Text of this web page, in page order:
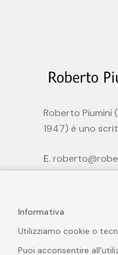
Roberto Piumini
1947) è uno
E.
Informativa
Utilizziamo cookie o
Puoi acconsentire